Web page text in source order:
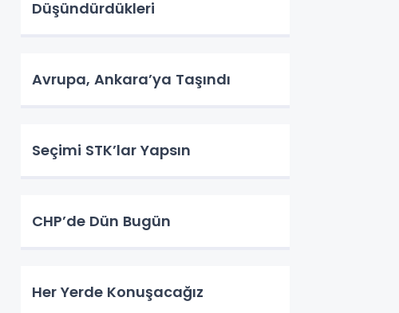
Düşündürdükleri
Avrupa, Ankara’ya Taşındı
Seçimi STK’lar Yapsın
CHP’de Dün Bugün
Her Yerde Konuşacağız